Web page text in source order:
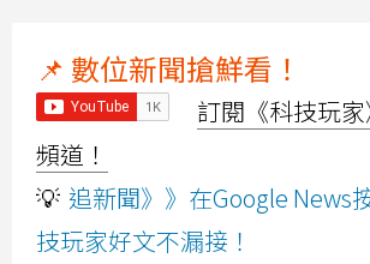
📌 數位新聞搶鮮看！
訂閱《科技玩
頻道！
💡 追新聞》》在Google News
技玩家好文不漏接！